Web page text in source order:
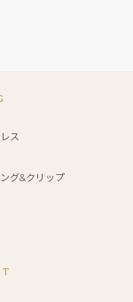
ス
グ&クリップ